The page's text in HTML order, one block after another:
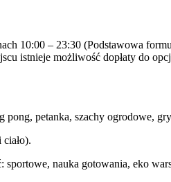
10:00 – 23:30 (Podstawowa
istnieje możliwość dopłaty do
pong, petanka, szachy ogrodowe,
sportowe, nauka gotowania, eko